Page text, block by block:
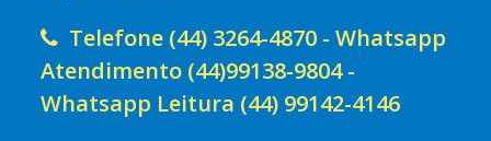
Telefone (44) 3264-4870 - Whatsapp
Atendimento (44)99138-9804 -
Whatsapp Leitura (44) 99142-4146